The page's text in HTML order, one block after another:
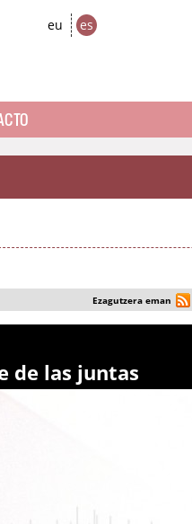
eu es
Ezagutzera eman
de las juntas